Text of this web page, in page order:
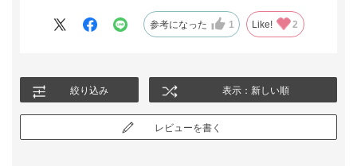
参考になった 1 Like! 2
絞り込み 表示：新しい順
レビューを書く